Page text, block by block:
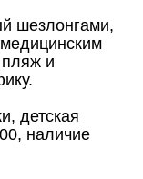
шезлонгами,
пляж и
детская
наличие